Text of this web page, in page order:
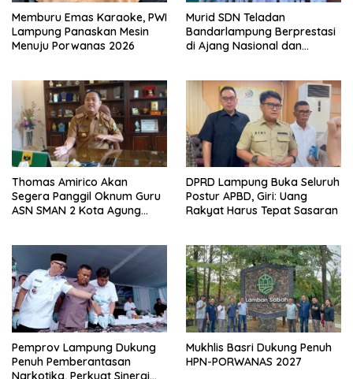
Memburu Emas Karaoke, PWI
Lampung Panaskan Mesin
Menuju Porwanas 2026
Murid SDN Teladan
Bandarlampung Berprestasi
di Ajang Nasional dan
Thomas Amirico Akan
Segera Panggil Oknum Guru
ASN SMAN 2 Kota Agung
DPRD Lampung Buka Seluruh
Postur APBD, Giri: Uang
Rakyat Harus Tepat Sasaran
Pemprov Lampung Dukung
Penuh Pemberantasan
Narkotika, Perkuat Sinergi
Mukhlis Basri Dukung Penuh
HPN-PORWANAS 2027